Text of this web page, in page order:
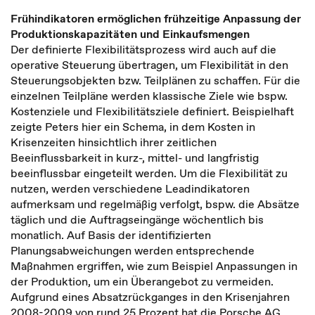
Frühindikatoren ermöglichen frühzeitige Anpassung der
Produktionskapazitäten und Einkaufsmengen
Der definierte Flexibilitätsprozess wird auch auf die
operative Steuerung übertragen, um Flexibilität in den
Steuerungsobjekten bzw. Teilplänen zu schaffen. Für die
einzelnen Teilpläne werden klassische Ziele wie bspw.
Kostenziele und Flexibilitätsziele definiert. Beispielhaft
zeigte Peters hier ein Schema, in dem Kosten in
Krisenzeiten hinsichtlich ihrer zeitlichen
Beeinflussbarkeit in kurz-, mittel- und langfristig
beeinflussbar eingeteilt werden. Um die Flexibilität zu
nutzen, werden verschiedene Leadindikatoren
aufmerksam und regelmäßig verfolgt, bspw. die Absätze
täglich und die Auftragseingänge wöchentlich bis
monatlich. Auf Basis der identifizierten
Planungsabweichungen werden entsprechende
Maßnahmen ergriffen, wie zum Beispiel Anpassungen in
der Produktion, um ein Überangebot zu vermeiden.
Aufgrund eines Absatzrückganges in den Krisenjahren